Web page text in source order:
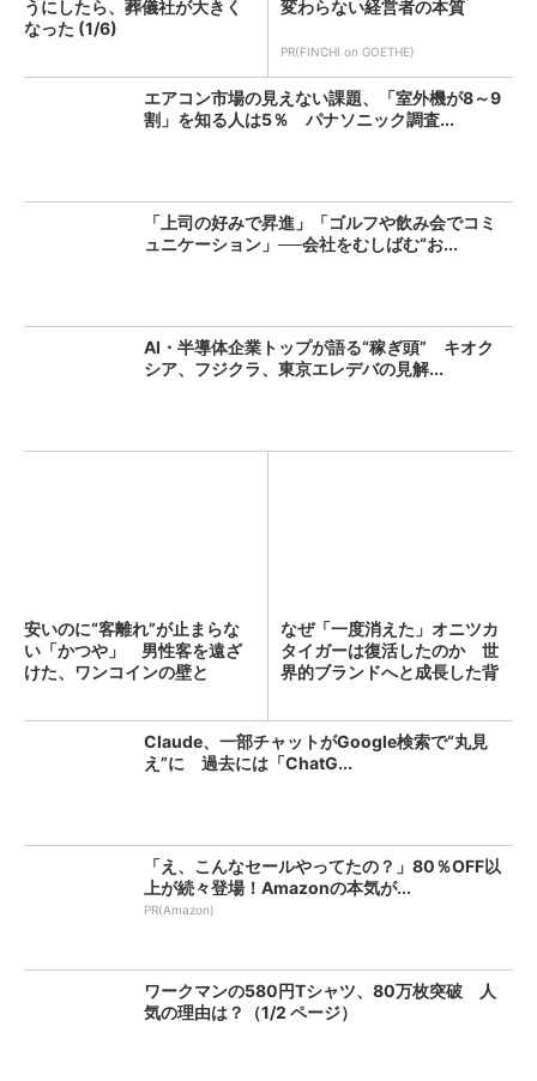
うにしたら、葬儀社が大きく
なった (1/6)
変わらない経営者の本質
PR(FINCHI on GOETHE)
エアコン市場の見えない課題、「室外機が8～9
割」を知る人は5％ パナソニック調査...
「上司の好みで昇進」「ゴルフや飲み会でコミ
ュニケーション」──会社をむしばむ“お...
AI・半導体企業トップが語る“稼ぎ頭” キオク
シア、フジクラ、東京エレデバの見解...
安いのに“客離れ”が止まらな
い「かつや」 男性客を遠ざ
けた、ワンコインの壁と
なぜ「一度消えた」オニツカ
タイガーは復活したのか 世
界的ブランドへと成長した背
Claude、一部チャットがGoogle検索で“丸見
え”に 過去には「ChatG...
「え、こんなセールやってたの？」80％OFF以
上が続々登場！Amazonの本気が...
PR(Amazon)
ワークマンの580円Tシャツ、80万枚突破 人
気の理由は？（1/2 ページ）